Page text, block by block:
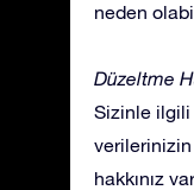
neden
Düzeltme
Sizinle ilgili
hakkınız